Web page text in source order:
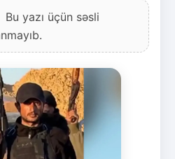
Bu yazı üçün səsli